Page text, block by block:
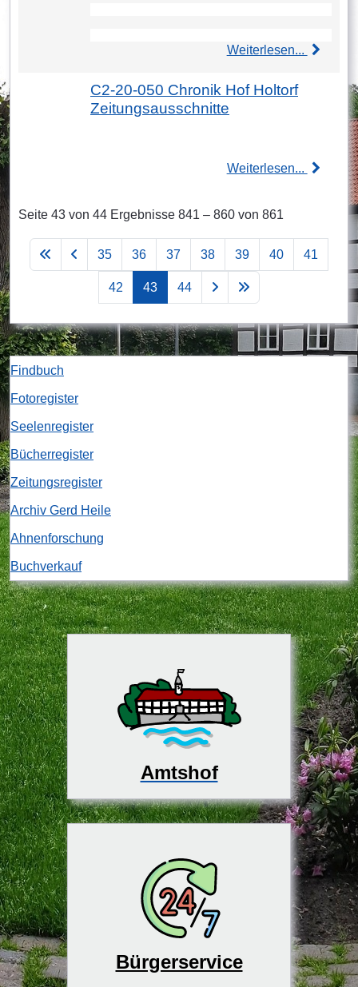
Weiterlesen...
C2-20-050 Chronik Hof Holtorf
Zeitungsausschnitte
Weiterlesen...
Seite 43 von 44 Ergebnisse 841 – 860 von 861
35 36 37 38 39 40 41
42 43 44
Findbuch
Fotoregister
Seelenregister
Bücherregister
Zeitungsregister
Archiv Gerd Heile
Ahnenforschung
Buchverkauf
Amtshof
Bürgerservice